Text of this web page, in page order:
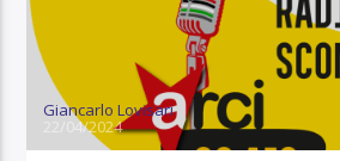
Giancarlo Lovisari
22/04/2024